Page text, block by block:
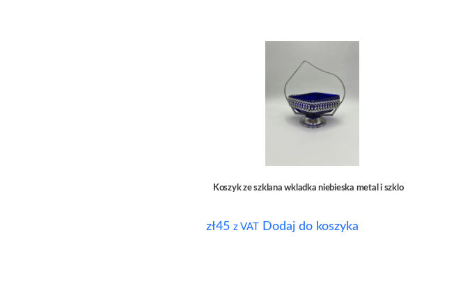
Koszyk ze szklana wkladka niebieska metal i szklo
zł45 z VAT Dodaj do koszyka